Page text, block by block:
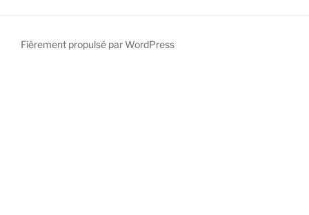
Fièrement propulsé par WordPress